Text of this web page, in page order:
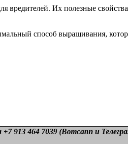
вредителей. Их полезные
способ выращивания,
+7 913 464 7039 (Вотсапп и